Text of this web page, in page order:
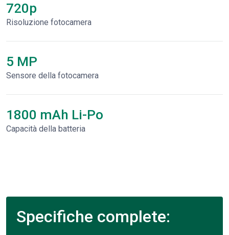
720p
Risoluzione fotocamera
5 MP
Sensore della fotocamera
1800 mAh Li-Po
Capacità della batteria
Specifiche complete: